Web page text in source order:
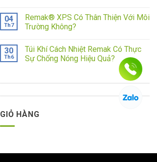
04
Th7
Remak® XPS Có Thân Thiện Với Môi
Trường Không?
30
Th6
Túi Khí Cách Nhiệt Remak Có Thực
Sự Chống Nóng Hiệu Quả?
GIỎ HÀNG